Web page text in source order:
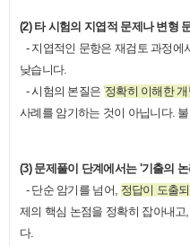
(2) 타 시험의 지엽적 문제나 변형
- 지엽적인 문항은 재검토 과정에
낮습니다.
- 시험의 본질은 '정확히 이해한
사례를 암기하는 것이 아닙니다.
(3) 문제풀이 단계에서는 '기출의
- 단순 암기를 넘어, 정답이 도출
제의 핵심 논점을 정확히 잡아내
다.